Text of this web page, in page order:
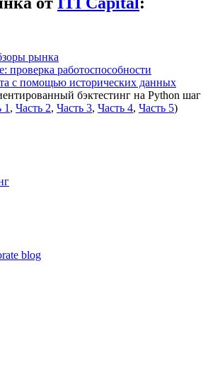
рынка
проверка работоспособности
с помощью исторических данных
бэктестинг на Python шаг
1 , Часть 2, Часть 3, Часть 4, Часть 5)
blog